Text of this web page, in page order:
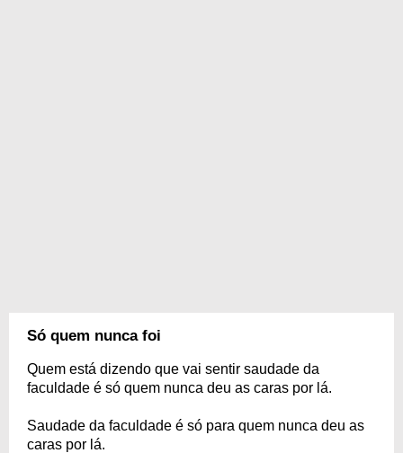
Só quem nunca foi
Quem está dizendo que vai sentir saudade da
faculdade é só quem nunca deu as caras por lá.
Saudade da faculdade é só para quem nunca deu as
caras por lá.